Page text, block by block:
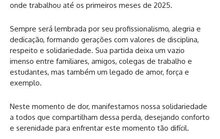
onde trabalhou até os primeiros meses de 2025.
Sempre será lembrada por seu profissionalismo, alegria e
dedicação, formando gerações com valores de disciplina,
respeito e solidariedade. Sua partida deixa um vazio
imenso entre familiares, amigos, colegas de trabalho e
estudantes, mas também um legado de amor, força e
exemplo.
Neste momento de dor, manifestamos nossa solidariedade
a todos que compartilham dessa perda, desejando conforto
e serenidade para enfrentar este momento tão difícil.